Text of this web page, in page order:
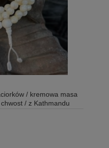
/ kremowa masa
chwost / z Kathmandu